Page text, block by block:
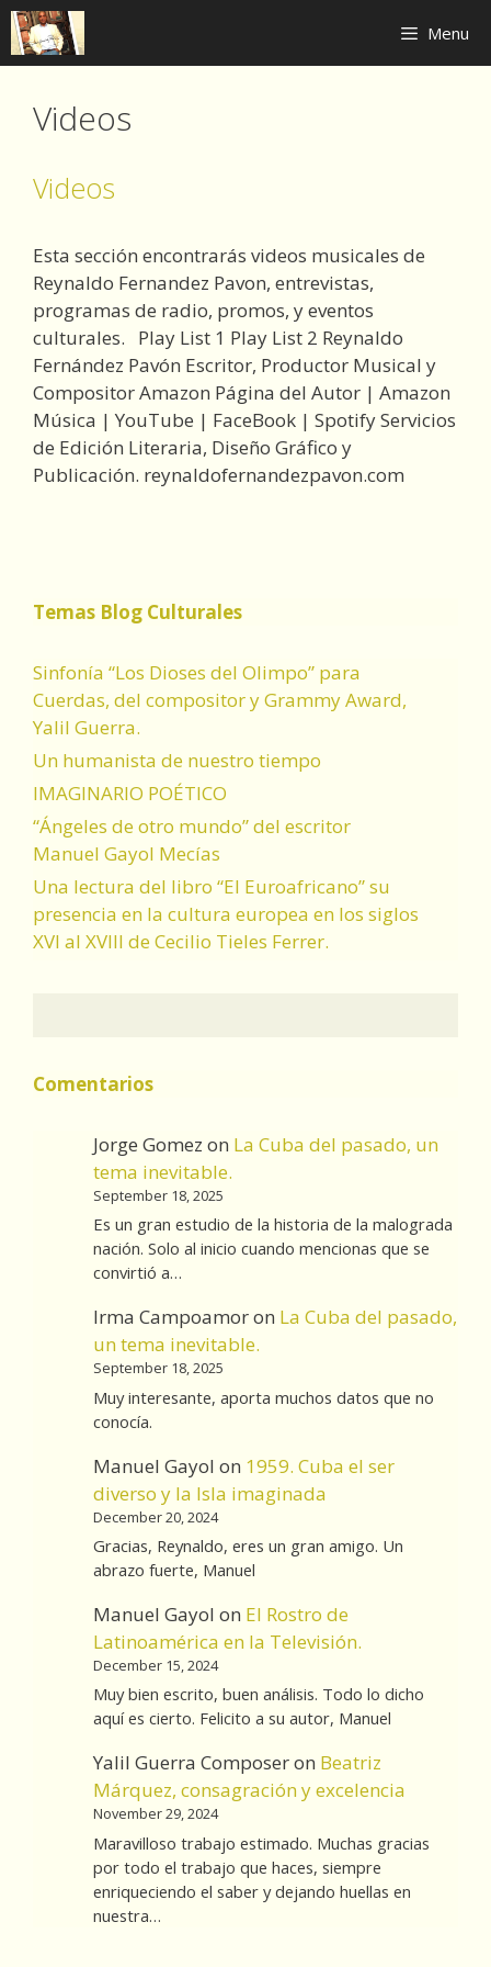
Skip
to
content
Menu
Videos
Videos
Esta sección encontrarás videos musicales de
Reynaldo Fernandez Pavon, entrevistas,
programas de radio, promos, y eventos
culturales. Play List 1 Play List 2 Reynaldo
Fernández Pavón Escritor, Productor Musical y
Compositor Amazon Página del Autor | Amazon
Música | YouTube | FaceBook | Spotify Servicios
de Edición Literaria, Diseño Gráfico y
Publicación. reynaldofernandezpavon.com
Temas Blog Culturales
Sinfonía “Los Dioses del Olimpo” para
Cuerdas, del compositor y Grammy Award,
Yalil Guerra.
Un humanista de nuestro tiempo
IMAGINARIO POÉTICO
“Ángeles de otro mundo” del escritor
Manuel Gayol Mecías
Una lectura del libro “El Euroafricano” su
presencia en la cultura europea en los siglos
XVI al XVIII de Cecilio Tieles Ferrer.
Comentarios
Jorge Gomez on La Cuba del pasado, un
tema inevitable.
September 18, 2025
Es un gran estudio de la historia de la malograda
nación. Solo al inicio cuando mencionas que se
convirtió a…
Irma Campoamoron La Cuba del pasado,
un tema inevitable.
September 18, 2025
Muy interesante, aporta muchos datos que no
conocía.
Manuel Gayol on 1959. Cuba el ser
diverso y la Isla imaginada
December 20, 2024
Gracias, Reynaldo, eres un gran amigo. Un
abrazo fuerte, Manuel
Manuel Gayol on El Rostro de
Latinoamérica en la Televisión.
December 15, 2024
Muy bien escrito, buen análisis. Todo lo dicho
aquí es cierto. Felicito a su autor, Manuel
Yalil Guerra Composeron Beatriz
Márquez, consagración y excelencia
November 29, 2024
Maravilloso trabajo estimado. Muchas gracias
por todo el trabajo que haces, siempre
enriqueciendo el saber y dejando huellas en
nuestra…